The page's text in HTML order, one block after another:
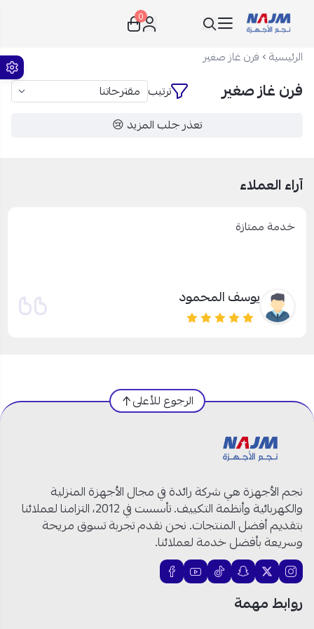
نجم الأجهزة
0
الرئيسية فرن غاز صغير
فرن غاز صغير
ترتيب
تعذر جلب المزيد 😢
آراء العملاء
خدمة ممتازة
يوسف المحمود
الرجوع للأعلى
نجم الأجهزة هي شركة رائدة في مجال الأجهزة المنزلية
والكهربائية وأنظمة التكييف. تأسست في 2012، التزامنا لعملائنا
بتقديم أفضل المنتجات. نحن نقدم تجربة تسوق مريحة
وسريعة بأفضل خدمة لعملائنا.
روابط مهمة